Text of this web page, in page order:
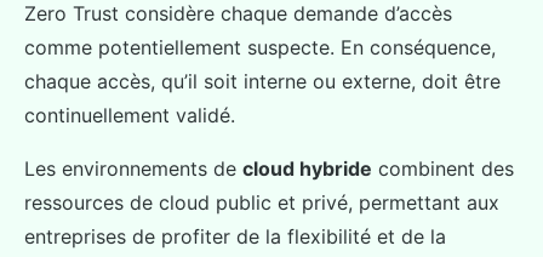
Zero Trust considère chaque demande d’accès
comme potentiellement suspecte. En conséquence,
chaque accès, qu’il soit interne ou externe, doit être
continuellement validé.
Les environnements de cloud hybride combinent des
ressources de cloud public et privé, permettant aux
entreprises de profiter de la flexibilité et de la